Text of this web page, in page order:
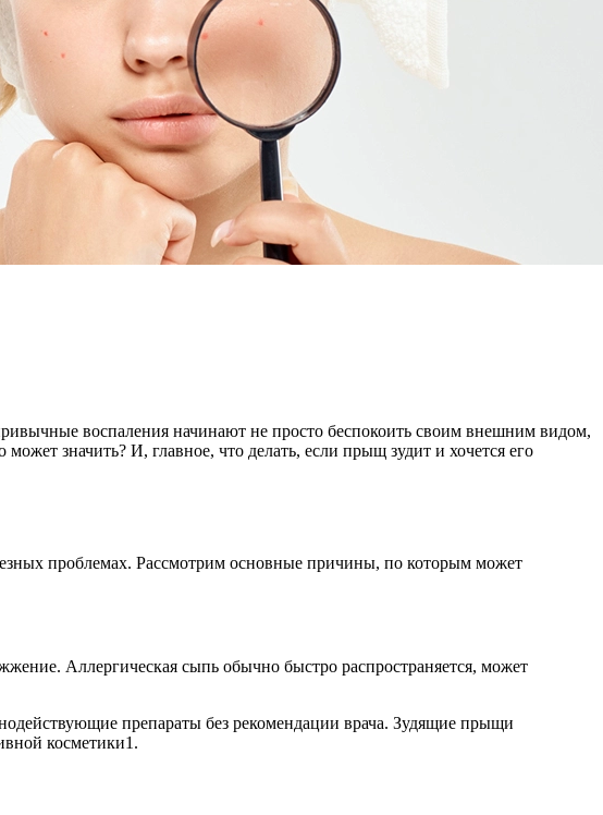
воспаления начинают не просто беспокоить своим внешним видом,
значить? И, главное, что делать, если прыщ зудит и хочется его
проблемах. Рассмотрим основные причины, по которым может
Аллергическая сыпь обычно быстро распространяется, может
препараты без рекомендации врача. Зудящие прыщи
косметики1.